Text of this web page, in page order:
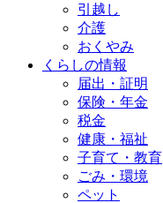
引越し
介護
おくやみ
くらしの情報
届出・証明
保険・年金
税金
健康・福祉
子育て・教育
ごみ・環境
ペット